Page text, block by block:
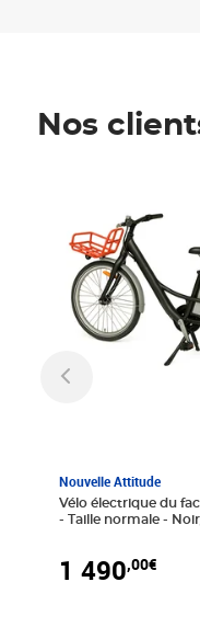
Nos
Nouvelle Attitude
Vélo électrique du
- Taille normale -
1 490,00€